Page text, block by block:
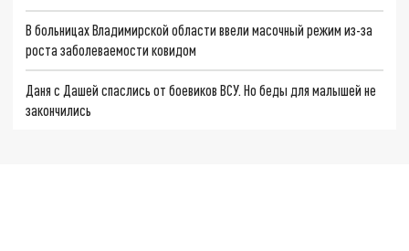
В больницах Владимирской области ввели масочный режим из-за
роста заболеваемости ковидом
Даня с Дашей спаслись от боевиков ВСУ. Но беды для малышей не
закончились